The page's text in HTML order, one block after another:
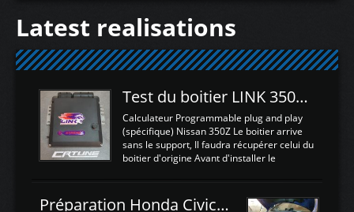
Latest realisations
Test du boitier LINK 350Z Plugin ECU
Calculateur Programmable plug and play
(spécifique) Nissan 350Z Le boitier arrive
sans le support, Il faudra récupérer celui du
boitier d'origine Avant d'installer le
d'envoyer l'information de la large bande
Préparation Honda Civic Type R FK2